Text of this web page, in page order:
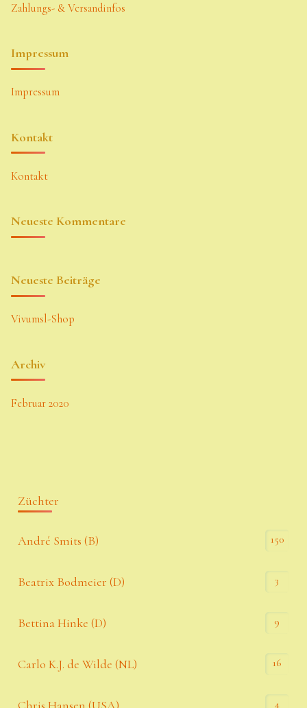
Zahlungs- & Versandinfos
Impressum
Impressum
Kontakt
Kontakt
Neueste Kommentare
Neueste Beiträge
Vivumsl-Shop
Archiv
Februar 2020
Züchter
André Smits (B) 150
Beatrix Bodmeier (D) 3
Bettina Hinke (D) 9
Carlo K.J. de Wilde (NL) 16
4